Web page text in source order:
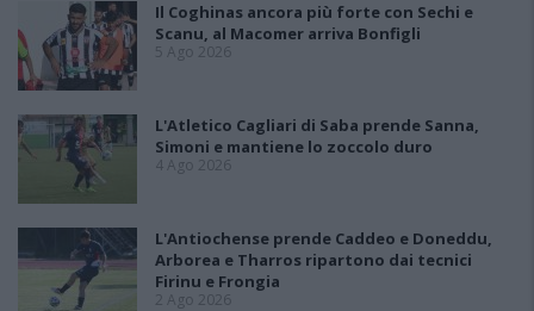
Il Coghinas ancora più forte con Sechi e
Scanu, al Macomer arriva Bonfigli
5 Ago 2026
L'Atletico Cagliari di Saba prende Sanna,
Simoni e mantiene lo zoccolo duro
4 Ago 2026
L'Antiochense prende Caddeo e Doneddu,
Arborea e Tharros ripartono dai tecnici
Firinu e Frongia
2 Ago 2026